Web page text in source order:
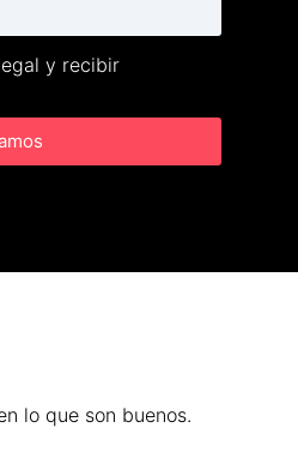
y recibir
lo que son buenos.